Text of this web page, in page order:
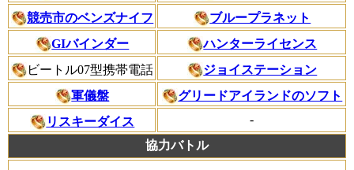
競売市のベンズナイフ
ブループラネット
GIバインダー
ハンターライセンス
ビートル07型携帯電話
ジョイステーション
軍儀盤
グリードアイランドのソフト
リスキーダイス
-
協力バトル